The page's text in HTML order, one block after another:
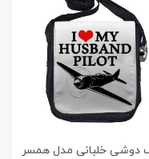
دوشی خلبانی مدل همسر